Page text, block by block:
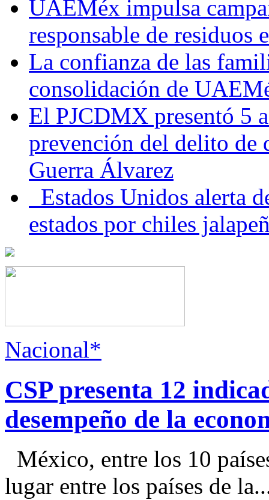
UAEMéx impulsa
responsable de residuos
La confianza de las
consolidación de
El PJCDMX presentó 5
prevención del delito de
Guerra Álvarez
Estados Unidos alerta
estados por chiles
Nacional*
CSP presenta 12
desempeño de la
México, entre los 10
lugar entre los países de